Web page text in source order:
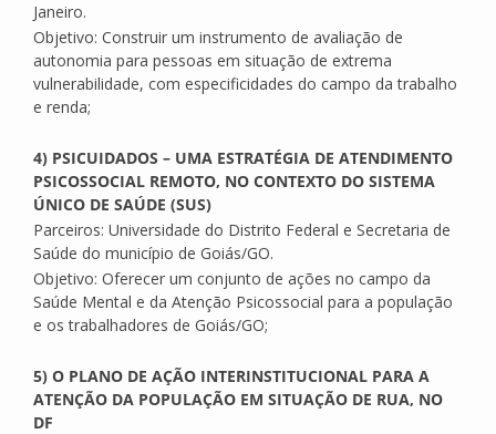
Janeiro.
Objetivo: Construir um instrumento de avaliação de
autonomia para pessoas em situação de extrema
vulnerabilidade, com especificidades do campo da trabalho
e renda;
4) PSICUIDADOS – UMA ESTRATÉGIA DE ATENDIMENTO
PSICOSSOCIAL REMOTO, NO CONTEXTO DO SISTEMA
ÚNICO DE SAÚDE (SUS)
Parceiros: Universidade do Distrito Federal e Secretaria de
Saúde do município de Goiás/GO.
Objetivo: Oferecer um conjunto de ações no campo da
Saúde Mental e da Atenção Psicossocial para a população
e os trabalhadores de Goiás/GO;
5) O PLANO DE AÇÃO INTERINSTITUCIONAL PARA A
ATENÇÃO DA POPULAÇÃO EM SITUAÇÃO DE RUA, NO
DF